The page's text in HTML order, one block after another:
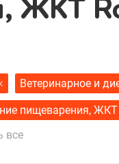
ЖКТ
Ветеринарное и
пищеварения, ЖКТ
все